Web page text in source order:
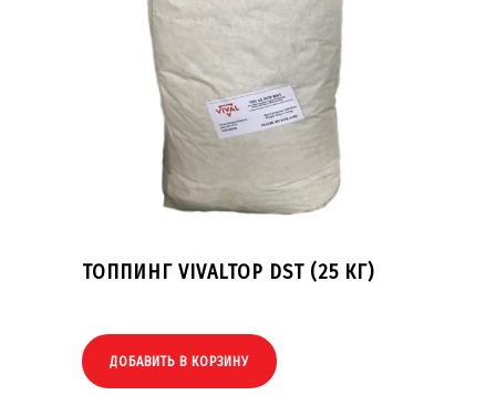
ТОППИНГ VIVALTOP DST (25 КГ)
ДОБАВИТЬ В КОРЗИНУ